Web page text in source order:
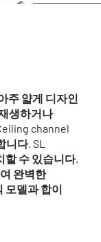
주 얇게 디자인
생하거나
channel
다. SL
수 있습니다.
완벽한
모델과 합이